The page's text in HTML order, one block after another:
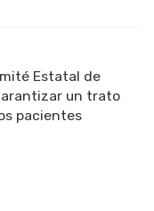
Estatal de
un trato
pacientes